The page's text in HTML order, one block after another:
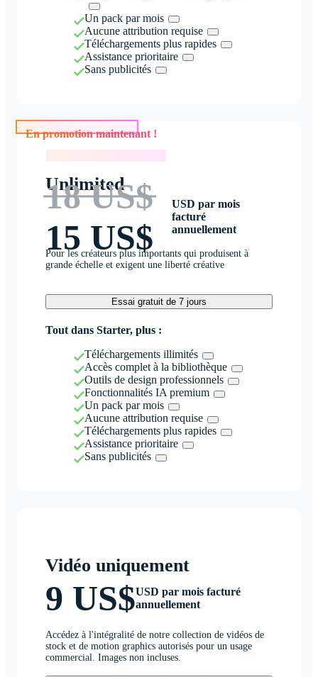
Un pack par mois
Aucune attribution requise
Téléchargements plus rapides
Assistance prioritaire
Sans publicités
En promotion maintenant !
Unlimited
18 US$
15 US$
USD par mois
facturé
annuellement
Pour les créateurs plus importants qui produisent à
grande échelle et exigent une liberté créative
Essai gratuit de 7 jours
Tout dans Starter, plus :
Téléchargements illimités
Accès complet à la bibliothèque
Outils de design professionnels
Fonctionnalités IA premium
Un pack par mois
Aucune attribution requise
Téléchargements plus rapides
Assistance prioritaire
Sans publicités
Vidéo uniquement
9 US$USD par mois facturé
annuellement
Accédez à l'intégralité de notre collection de vidéos de
stock et de motion graphics autorisés pour un usage
commercial. Images non incluses.